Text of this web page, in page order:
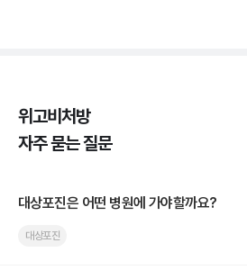
위고비처방
자주 묻는 질문
대상포진은 어떤 병원에 가야할까요?
대상포진